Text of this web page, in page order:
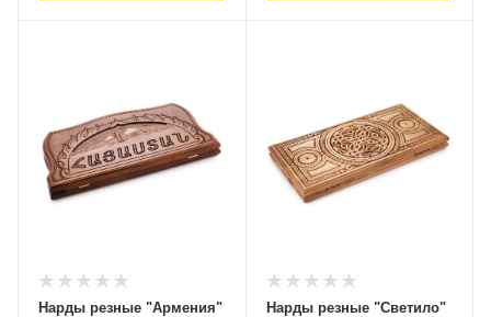
Нарды резные "Армения"
Нарды резные "Светило"